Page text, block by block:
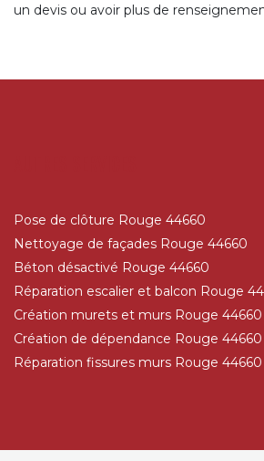
un devis ou avoir plus de
Pose de clôture Rouge 44660
Nettoyage de façades Rouge 44660
Béton désactivé Rouge 44660
Réparation escalier et balcon Rouge
Création murets et murs Rouge 44660
Création de dépendance Rouge 44660
Réparation fissures murs Rouge 44660